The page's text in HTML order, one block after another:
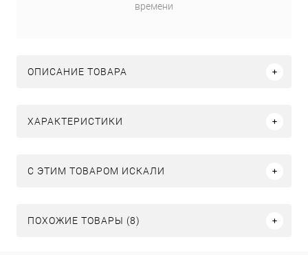
времени
ОПИСАНИЕ ТОВАРА
ХАРАКТЕРИСТИКИ
C ЭТИМ ТОВАРОМ ИСКАЛИ
ПОХОЖИЕ ТОВАРЫ (8)